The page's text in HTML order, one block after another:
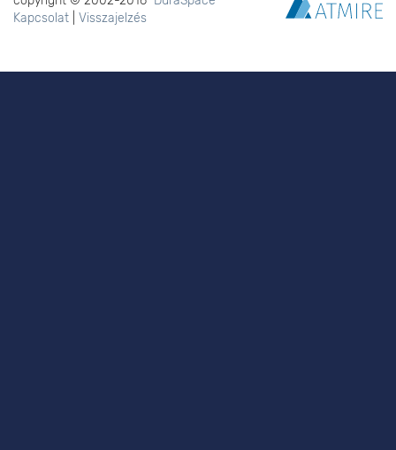
Kapcsolat
Visszajelzés